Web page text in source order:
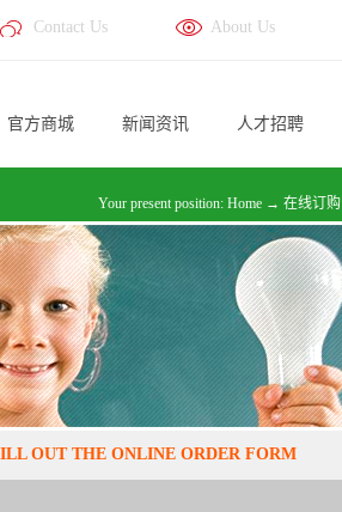
Contact Us About Us
官方商城 新闻资讯 人才招聘
Your present position: Home → 在线订购
OUT THE ONLINE ORDER FORM